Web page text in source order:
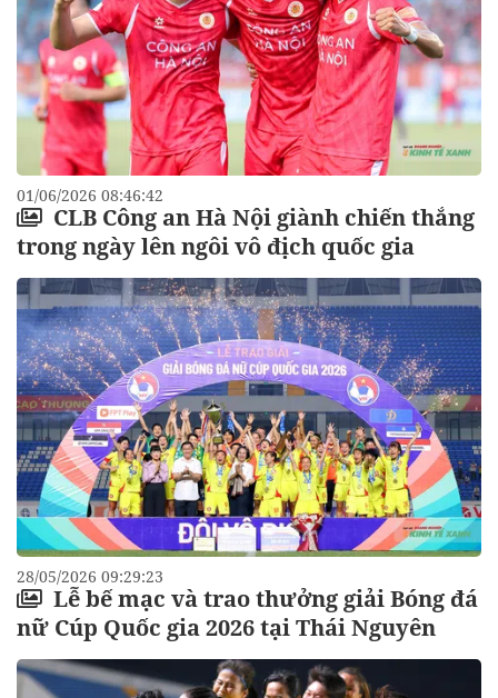
01/06/2026 08:46:42
CLB Công an Hà Nội giành chiến thắng
trong ngày lên ngôi vô địch quốc gia
28/05/2026 09:29:23
Lễ bế mạc và trao thưởng giải Bóng đá
nữ Cúp Quốc gia 2026 tại Thái Nguyên